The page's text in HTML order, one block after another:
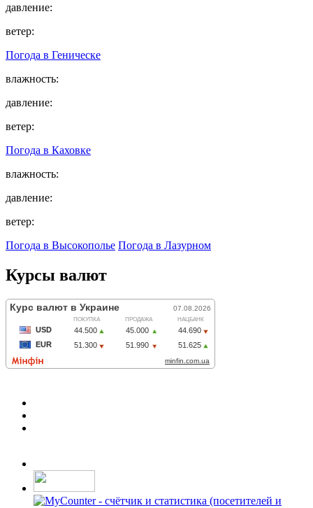
давление:
ветер:
Погода в Геническе
влажность:
давление:
ветер:
Погода в Каховке
влажность:
давление:
ветер:
Погода в Высокополье Погода в Лазурном
Курсы валют